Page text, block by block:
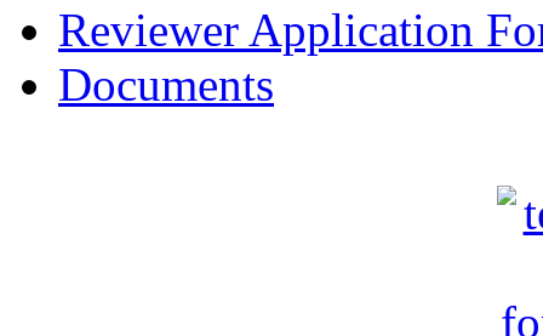
Reviewer Application
Documents